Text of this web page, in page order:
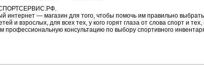
СПОРТСЕРВИС.РФ.
— магазин для того, чтобы помочь им правильно
и взрослых, для всех тех, у кого горят глаза от слова спорт и
консультацию по выбору спортивного